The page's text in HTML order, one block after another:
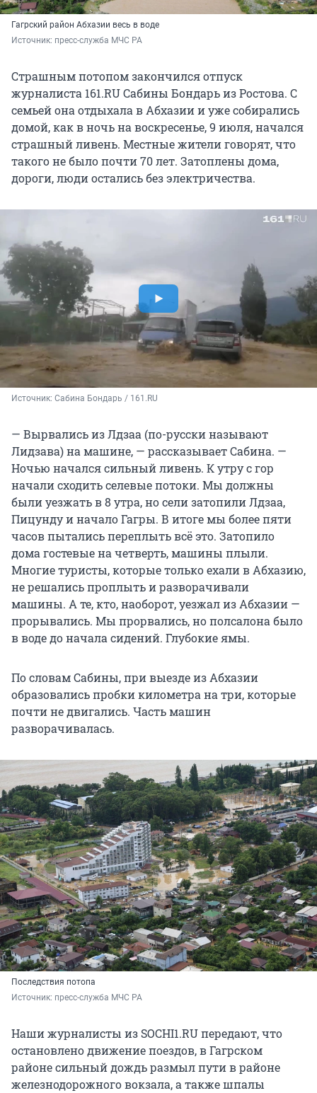
Гагрский район Абхазии весь в воде
Источник: пресс-служба МЧС РА
Страшным потопом закончился отпуск
журналиста 161.RU Сабины Бондарь из Ростова. С
семьей она отдыхала в Абхазии и уже собирались
домой, как в ночь на воскресенье, 9 июля, начался
страшный ливень. Местные жители говорят, что
такого не было почти 70 лет. Затоплены дома,
дороги, люди остались без электричества.
Источник: Сабина Бондарь / 161.RU
— Вырвались из Лдзаа (по-русски называют
Лидзава) на машине, — рассказывает Сабина. —
Ночью начался сильный ливень. К утру с гор
начали сходить селевые потоки. Мы должны
были уезжать в 8 утра, но сели затопили Лдзаа,
Пицунду и начало Гагры. В итоге мы более пяти
часов пытались переплыть всё это. Затопило
дома гостевые на четверть, машины плыли.
Многие туристы, которые только ехали в Абхазию,
не решались проплыть и разворачивали
машины. А те, кто, наоборот, уезжал из Абхазии —
прорывались. Мы прорвались, но полсалона было
в воде до начала сидений. Глубокие ямы.
По словам Сабины, при выезде из Абхазии
образовались пробки километра на три, которые
почти не двигались. Часть машин
разворачивалась.
Последствия потопа
Источник: пресс-служба МЧС РА
Наши журналисты из SOCHI1.RU передают, что
остановлено движение поездов, в Гагрском
районе сильный дождь размыл пути в районе
железнодорожного вокзала, а также шпалы